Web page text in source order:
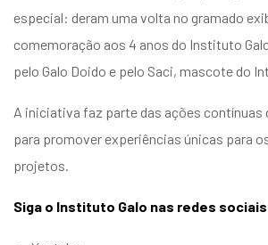
especial: deram uma volta no gramado
comemoração aos 4 anos do Instituto
pelo Galo Doido e pelo Saci, mascote do
A iniciativa faz parte das ações contínuas
para promover experiências únicas para
projetos.
Siga o Instituto Galo nas redes